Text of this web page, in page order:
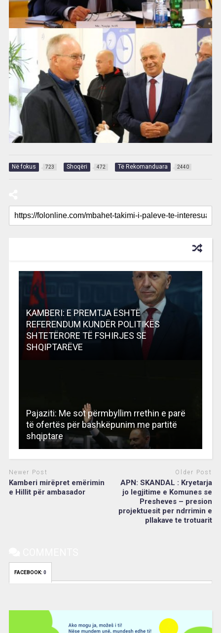
Në fokus 723 Shoqëri 472 Të Rekomanduara 2440
KAMBERI: E PREMTJA ËSHTË
REFERENDUM KUNDËR POLITIKËS
SHTETËRORE TË FSHIRJES SË
SHQIPTARËVE
Pajaziti: Me sot përmbyllim rrethin e parë
të ofertës për bashkëpunim me partitë
shqiptare
Newer Post
Kamberi mirëpret emërimin
e Hillit për ambasador
Older Post
APN: SKANDAL : Kryetarja
jo legjitime e Komunes se
Presheves – presion
projektuesit per ndrrimin e
pllakave te trotuarit
FACEBOOK: 0